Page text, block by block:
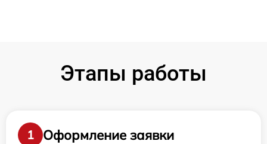
Этапы работы
1
Оформление заявки